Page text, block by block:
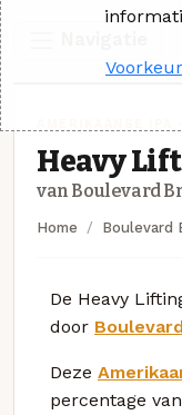
Heavy
van Boulevard
Home Boulevard
De Heavy
door
Deze
percentage